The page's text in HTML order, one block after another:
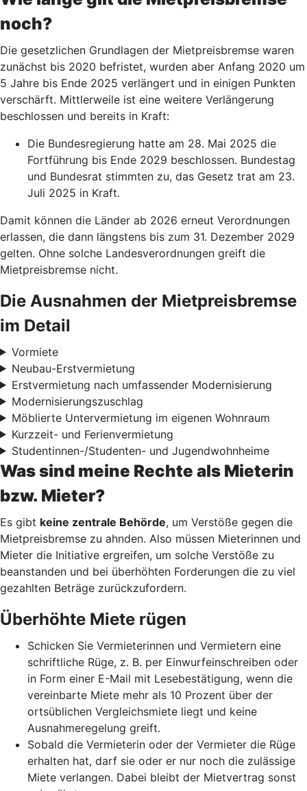
noch?
Die gesetzlichen Grundlagen der Mietpreisbremse waren
zunächst bis 2020 befristet, wurden aber Anfang 2020 um
5 Jahre bis Ende 2025 verlängert und in einigen Punkten
verschärft. Mittlerweile ist eine weitere Verlängerung
beschlossen und bereits in Kraft:
Die Bundesregierung hatte am 28. Mai 2025 die
Fortführung bis Ende 2029 beschlossen. Bundestag
und Bundesrat stimmten zu, das Gesetz trat am 23.
Juli 2025 in Kraft.
Damit können die Länder ab 2026 erneut Verordnungen
erlassen, die dann längstens bis zum 31. Dezember 2029
gelten. Ohne solche Landesverordnungen greift die
Mietpreisbremse nicht.
Die Ausnahmen der Mietpreisbremse
im Detail
Vormiete
Neubau-Erstvermietung
Erstvermietung nach umfassender Modernisierung
Modernisierungszuschlag
Möblierte Untervermietung im eigenen Wohnraum
Kurzzeit- und Ferienvermietung
Studentinnen-/Studenten- und Jugendwohnheime
Was sind meine Rechte als Mieterin
bzw. Mieter?
Es gibt keine zentrale Behörde, um Verstöße gegen die
Mietpreisbremse zu ahnden. Also müssen Mieterinnen und
Mieter die Initiative ergreifen, um solche Verstöße zu
beanstanden und bei überhöhten Forderungen die zu viel
gezahlten Beträge zurückzufordern.
Überhöhte Miete rügen
Schicken Sie Vermieterinnen und Vermietern eine
schriftliche Rüge, z. B. per Einwurfeinschreiben oder
in Form einer E-Mail mit Lesebestätigung, wenn die
vereinbarte Miete mehr als 10 Prozent über der
ortsüblichen Vergleichsmiete liegt und keine
Ausnahmeregelung greift.
Sobald die Vermieterin oder der Vermieter die Rüge
erhalten hat, darf sie oder er nur noch die zulässige
Miete verlangen. Dabei bleibt der Mietvertrag sonst